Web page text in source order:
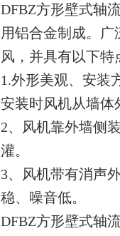
DFBZ方形壁式轴
用铝合金制成。
风，并具有以下特
1.外形美观、安装
安装时风机从墙体
2、风机靠外墙侧
灌。
3、风机带有消声
稳、噪音低。
DFBZ方形壁式轴